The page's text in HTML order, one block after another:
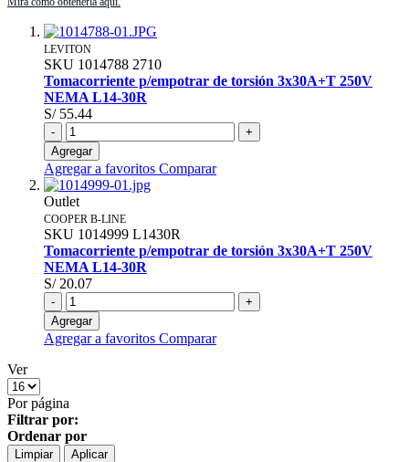
LEVITON
SKU 1014788 2710
Tomacorriente p/empotrar de torsión 3x30A+T 250V
NEMA L14-30R
S/ 55.44
-
+
Agregar
Agregar a favoritos Comparar
Outlet
COOPER B-LINE
SKU 1014999 L1430R
Tomacorriente p/empotrar de torsión 3x30A+T 250V
NEMA L14-30R
S/ 20.07
-
+
Agregar
Agregar a favoritos Comparar
Ver
Por página
Filtrar por:
Ordenar por
Limpiar Aplicar